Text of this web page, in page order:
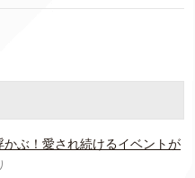
ぶ！愛され続けるイベントが